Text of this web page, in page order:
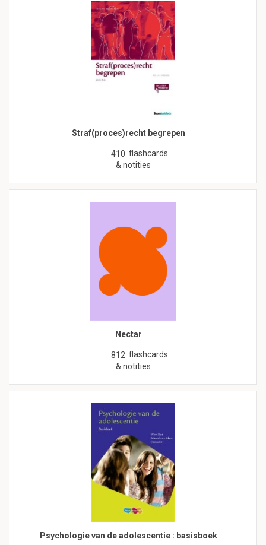
Straf(proces)recht begrepen
410 flashcards
& notities
Nectar
812 flashcards
& notities
Psychologie van de adolescentie : basisboek